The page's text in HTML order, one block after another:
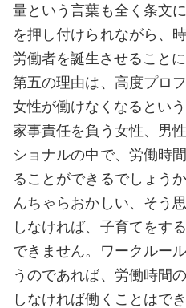
量という言葉も全く条文
を押し付けられながら、
労働者を誕生させることに
第五の理由は、高度プロ
女性が働けなくなるという
家事責任を負う女性、男
ショナルの中で、労働時
ることができるでしょう
んちゃらおかしい、そう
しなければ、子育てをす
できません。ワークルー
うのであれば、労働時間
しなければ働くことはで